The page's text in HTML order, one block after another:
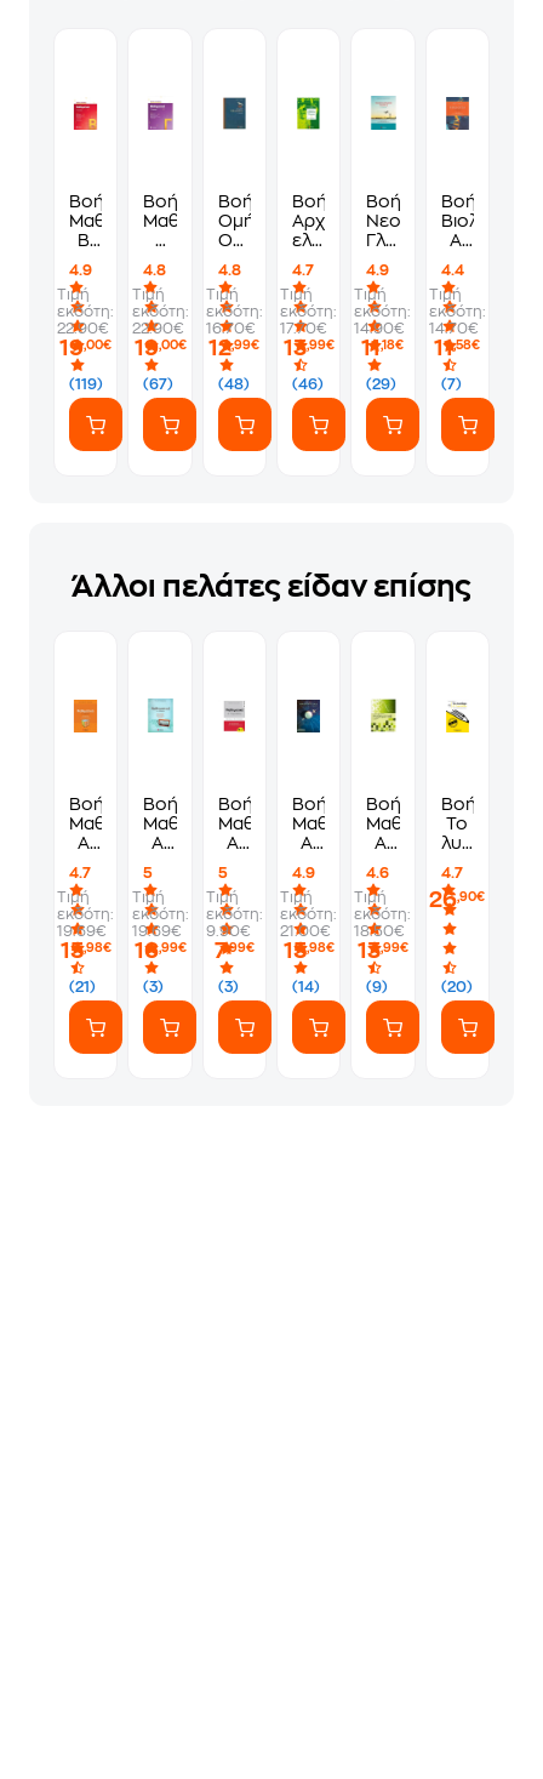
Βοήθημα
Μαθηματικά
Β'
4.9
(119)
Τιμή
εκδότη:
22.90€
19,00€
Βοήθημα
Μαθηματικά
Γ
4.8
(67)
Τιμή
εκδότη:
22.90€
19,00€
Βοήθημα
Ομήρου
Οδύσσεια
Γυμνασίου
4.8
(48)
Τιμή
εκδότη:
16.70€
12,99€
Βοήθημα
Αρχαία
ελληνική
Α'
Γυμνασίου
4.7
(46)
Τιμή
εκδότη:
17.70€
13,99€
Βοήθημα
Νεοελληνική
Γλώσσα
Γυμνασίου
4.9
(29)
Τιμή
εκδότη:
14.90€
11,18€
Βοήθημα
Βιολογία
Α'
4.4
(7)
Τιμή
εκδότη:
14.70€
11,58€
Άλλοι πελάτες είδαν επίσης
Βοήθημα
Μαθηματικά
Α'
4.7
(21)
Τιμή
εκδότη:
19.69€
15,98€
Βοήθημα
Μαθηματικά
Α'
5
(3)
Τιμή
εκδότη:
19.69€
16,99€
Βοήθημα
Μαθηματικά
Α'
5
(3)
Τιμή
εκδότη:
9.90€
7,99€
Βοήθημα
Μαθηματικά
Α'
4.9
(14)
Τιμή
εκδότη:
21.00€
15,98€
Βοήθημα
Μαθηματικά
Α'
4.6
(9)
Τιμή
εκδότη:
18.50€
13,99€
Βοήθημα
Το
λυσάρι
Γυμνασίου
4.7
(20)
26,90€